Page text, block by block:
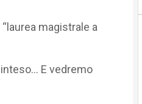
magistrale a
E vedremo